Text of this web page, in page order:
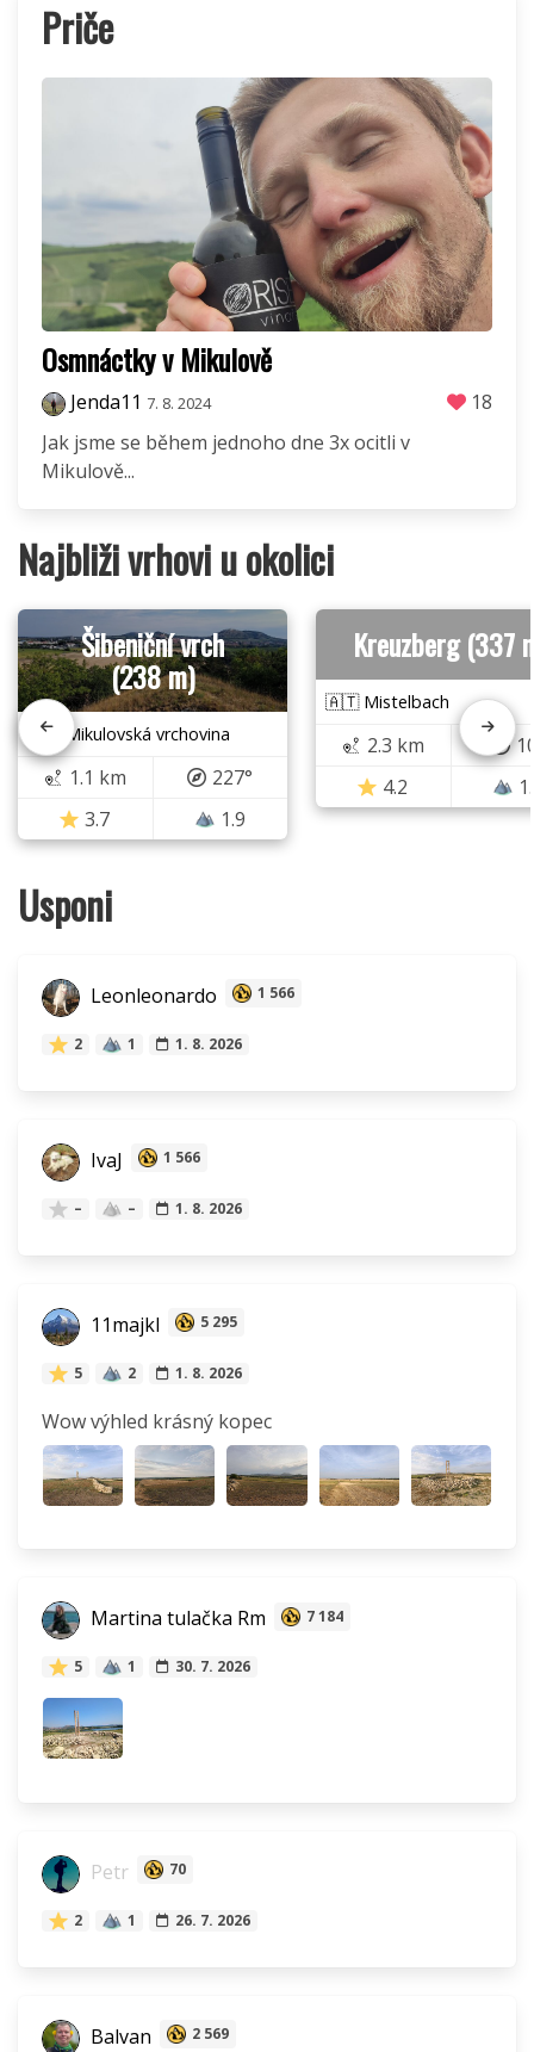
Priče
Osmnáctky v Mikulově
Jenda11 7. 8. 2024
18
Jak jsme se během jednoho dne 3x ocitli v
Mikulově...
Najbliži vrhovi u okolici
Šibeniční vrch
(238 m)
🇨🇿 Mikulovská vrchovina
1.1 km
227°
3.7
1.9
Kreuzberg (337
🇦🇹 Mistelbach
2.3 km
4.2
Usponi
Leonleonardo 1 566
2 1 1. 8. 2026
IvaJ 1 566
– – 1. 8. 2026
11majkl 5 295
5 2 1. 8. 2026
Wow výhled krásný kopec
Martina tulačka Rm 7 184
5 1 30. 7. 2026
Petr 70
2 1 26. 7. 2026
Balvan 2 569